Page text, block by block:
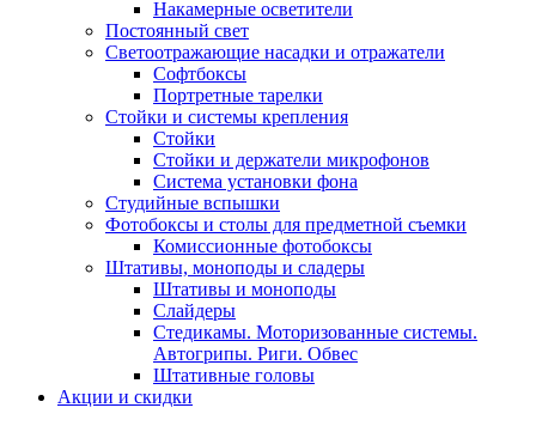
Накамерные осветители
Постоянный свет
Светоотражающие насадки и отражатели
Софтбоксы
Портретные тарелки
Стойки и системы крепления
Стойки
Стойки и держатели микрофонов
Система установки фона
Студийные вспышки
Фотобоксы и столы для предметной съемки
Комиссионные фотобоксы
Штативы, моноподы и сладеры
Штативы и моноподы
Слайдеры
Стедикамы. Моторизованные системы.
Автогрипы. Риги. Обвес
Штативные головы
Акции и скидки